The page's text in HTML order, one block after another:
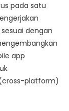
pada satu
dengan
app
platform)